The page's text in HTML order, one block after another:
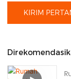
KIRIM